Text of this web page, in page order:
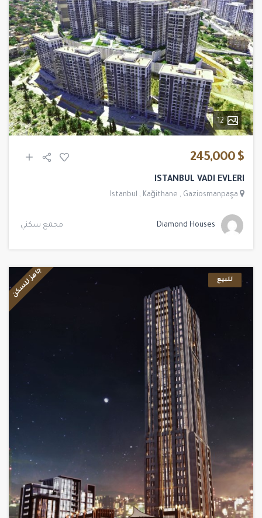
12
$ 245,000
ISTANBUL VADI EVLERI
Istanbul , Kağithane , Gaziosmanpaşa
Diamond Houses مجمع سكني
للبيع جاهز للسكن